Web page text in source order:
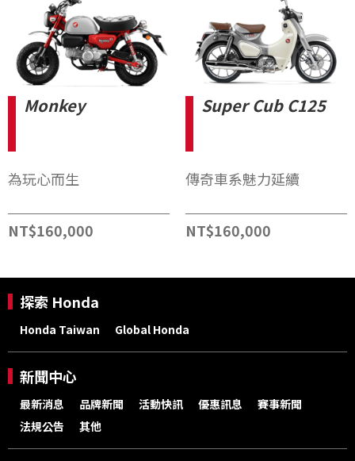
Monkey
為玩心而生
NT$160,000
Super Cub C125
傳奇車系魅力延續
NT$160,000
探索 Honda
Honda Taiwan Global Honda
新聞中心
最新消息 品牌新聞 活動快訊 優惠訊息
賽事新聞
法規公告
其他